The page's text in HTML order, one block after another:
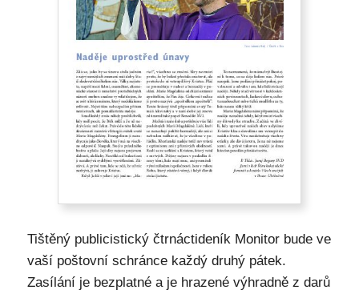
Tištěný publicistický čtrnáctideník Monitor bude ve
vaší poštovní schránce každý druhý pátek.
Zasílání je bezplatné a je hrazené výhradně z darů